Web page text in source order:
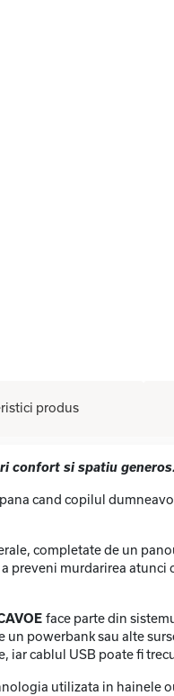
produs
confort si spatiu generos.
cand copilul
completate de un
preveni murdarirea
face parte din
powerbank sau alte
iar cablul USB poate fi
utilizata in hainele